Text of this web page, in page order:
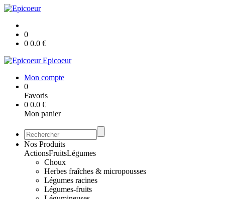
0
0 0.0 €
Epicoeur
Mon compte
0
Favoris
0 0.0 €
Mon panier
Nos Produits
ActionsFruitsLégumes
Choux
Herbes fraîches & micropousses
Légumes racines
Légumes-fruits